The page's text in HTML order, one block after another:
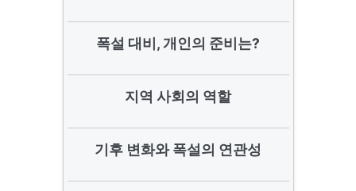
폭설 대비, 개인의 준비는?
지역 사회의 역할
기후 변화와 폭설의 연관성